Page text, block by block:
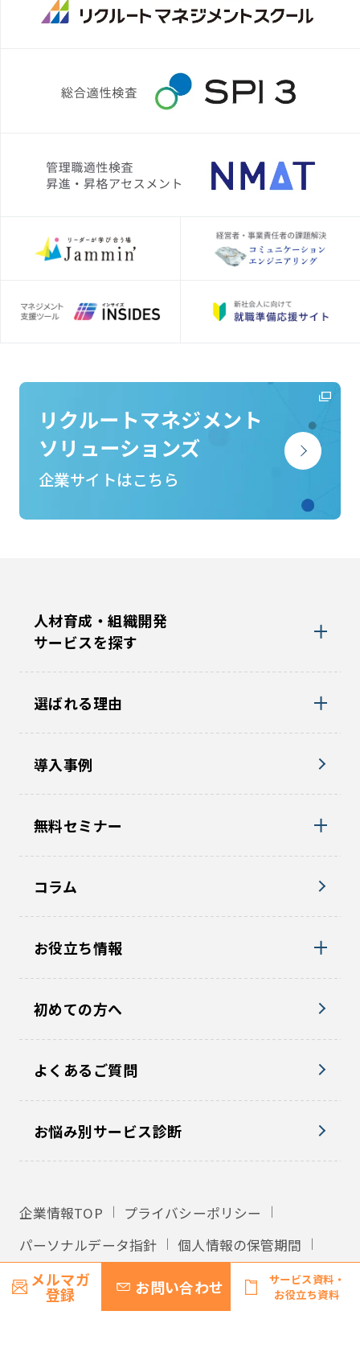
リクルートマネジメント
ソリューションズ
企業サイトはこちら
メルマガ
登録 お問い合わせ
サービス資料・
お役立ち資料
人材育成・組織開発
サービスを探す
選ばれる理由
導入事例
無料セミナー
コラム
お役立ち情報
初めての方へ
よくあるご質問
お悩み別サービス診断
企業情報TOP
プライバシーポリシー
パーソナルデータ指針
個人情報の保管期間
外国への個人情報の提供
利用規約
サイトマップ